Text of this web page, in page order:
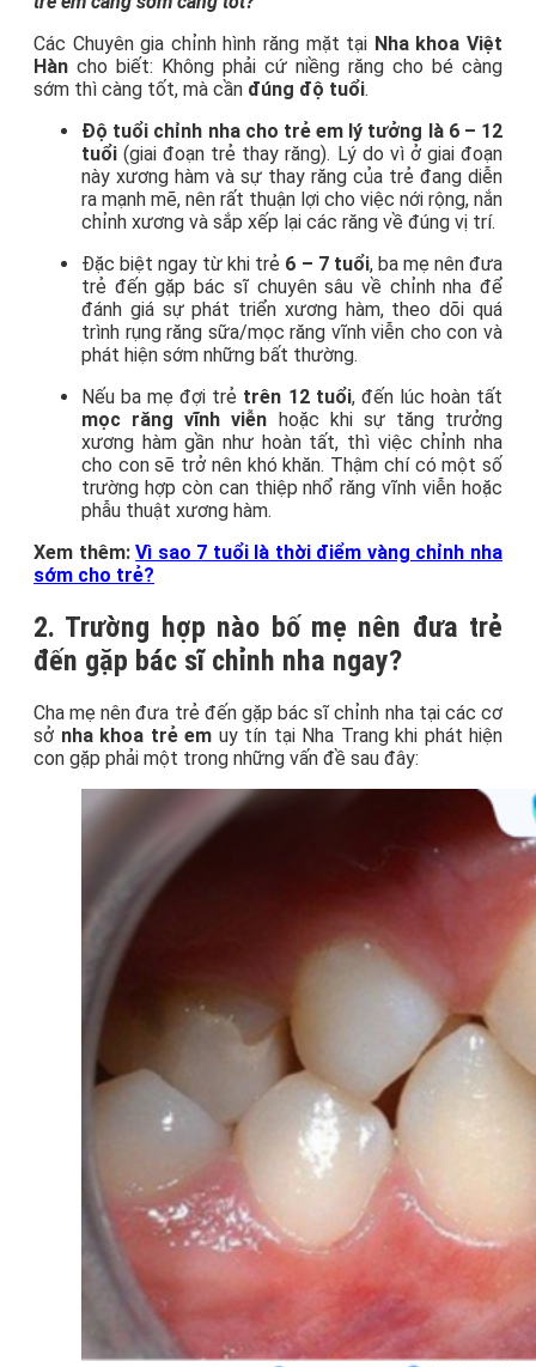
Các Chuyên gia chỉnh hình răng mặt tại Nha khoa Việt
Hàn cho biết: Không phải cứ niềng răng cho bé càng
sớm thì càng tốt, mà cần đúng độ tuổi.
Độ tuổi chỉnh nha cho trẻ em lý tưởng là 6 – 12
tuổi (giai đoạn trẻ thay răng). Lý do vì ở giai đoạn
này xương hàm và sự thay răng của trẻ đang diễn
ra mạnh mẽ, nên rất thuận lợi cho việc nới rộng, nắn
chỉnh xương và sắp xếp lại các răng về đúng vị trí.
Đặc biệt ngay từ khi trẻ 6 – 7 tuổi, ba mẹ nên đưa
trẻ đến gặp bác sĩ chuyên sâu về chỉnh nha để
đánh giá sự phát triển xương hàm, theo dõi quá
trình rụng răng sữa/mọc răng vĩnh viễn cho con và
phát hiện sớm những bất thường.
Nếu ba mẹ đợi trẻ trên 12 tuổi, đến lúc hoàn tất
mọc răng vĩnh viễn hoặc khi sự tăng trưởng
xương hàm gần như hoàn tất, thì việcchỉnh nha
cho con sẽ trở nên khó khăn. Thậm chí có một số
trường hợp còn can thiệp nhổ răng vĩnh viễn hoặc
phẫu thuật xương hàm.
Xem thêm:Vì sao 7 tuổi là thời điểm vàng chỉnh nha
sớm cho trẻ?
2. Trường hợp nào bố mẹ nên đưa trẻ
đến gặp bác sĩ chỉnh nha ngay?
Cha mẹ nên đưa trẻ đến gặp bác sĩ chỉnh nha tại các cơ
sở nha khoa trẻ em uy tín tại Nha Trang khi phát hiện
con gặp phải một trong những vấn đề sau đây: